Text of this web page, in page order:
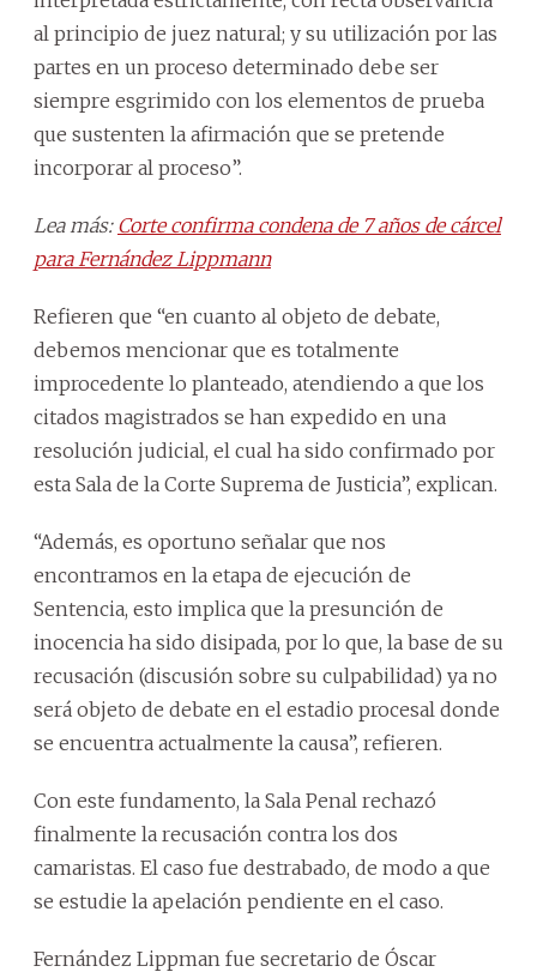
al principio de juez natural; y su utilización por las
partes en un proceso determinado debe ser
siempre esgrimido con los elementos de prueba
que sustenten la afirmación que se pretende
incorporar al proceso”.
Lea más: Corte confirma condena de 7 años de cárcel
para Fernández Lippmann
Refieren que “en cuanto al objeto de debate,
debemos mencionar que es totalmente
improcedente lo planteado, atendiendo a que los
citados magistrados se han expedido en una
resolución judicial, el cual ha sido confirmado por
esta Sala de la Corte Suprema de Justicia”, explican.
“Además, es oportuno señalar que nos
encontramos en la etapa de ejecución de
Sentencia, esto implica que la presunción de
inocencia ha sido disipada, por lo que, la base de su
recusación (discusión sobre su culpabilidad) ya no
será objeto de debate en el estadio procesal donde
se encuentra actualmente la causa”, refieren.
Con este fundamento, la Sala Penal rechazó
finalmente la recusación contra los dos
camaristas. El caso fue destrabado, de modo a que
se estudie la apelación pendiente en el caso.
Fernández Lippman fue secretario de Óscar